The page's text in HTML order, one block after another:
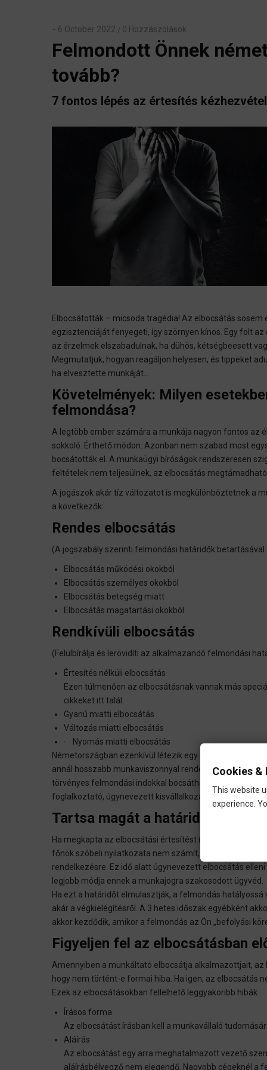
6 October 2022 / 0 Hozzászólások
Felmondott Önnek
tovább?
7 fontos lépés az értesítés
Elbocsátották – micsoda tragédia! Az elbocsátás
egzisztenciáját fenyegeti, így szörnyen kínos. Egy folt
az érzelmek elszabadulnak, ha dühös, kétségbeesett
Megmutatjuk, hogyan reagáljon helyesen, és tippeket
ha elvesztette munkáját...
Követelmények: Milyen
felmondása?
A legtöbb ember számára a munkája nagyon fontos az
sokkoló. Érthető módon. Azonban nem szabad most
bocsátották el. A munkaügyi bíróságok rendszeresen
feltételek nem teljesülnek, az elbocsátás
A jogászok akár tíz változatot is megkülönböztetnek a
a következők:
Rendes elbocsátás
(A jogszabály szerinti felmondási határidők
Elbocsátás működési okokból
Elbocsátás személyes okokból
Elbocsátás betegség miatt
Elbocsátás magatartási okokból
Rendkívüli elbocsátás
(Felülbírálja és lerövidíti az alkalmazandó felmondási
Értesítés nélküli elbocsátás
Ezen túlmenően az elbocsátásnak vannak más
cikkeket itt talál:
Gyanú miatti elbocsátás
Változás miatti elbocsátás
· Nyomás miatti elbocsátás
Németországban ezenkívül létezik egy
annál hosszabb munkaviszonnyal rendelkező
törvényes felmondási indokkal bocsáthatja el őket. Ez
foglalkoztató, úgynevezett kisvállalkozásokra.
Tartsa magát a határidőkhöz!
Ha megkapta az elbocsátási értesítést (egyébként csak
főnök szóbeli nyilatkozata nem számít, még a
rendelkezésre. Ez idő alatt úgynevezett elbocsátás
legjobb módja ennek a munkajogra szakosodott ügyvéd.
Ha ezt a határidőt elmulasztják, a felmondás
akár a végkielégítésről. A 3 hetes időszak egyébként
akkor kezdődik, amikor a felmondás az Ön „befolyási
Figyeljen fel az elbocsátásban
Amennyiben a munkáltató elbocsátja alkalmazottjait,
hogy nem történt-e formai hiba. Ha igen, az elbocsátás
Ezek az elbocsátásokban fellelhető leggyakoribb hibák
Írásos forma
Az elbocsátást írásban kell a munkavállaló
Aláírás
Az elbocsátást egy arra meghatalmazott vezető
aláírásbélyegző nem elegendő. Nagyobb cégeknél a
Cookies &
This website
experience.